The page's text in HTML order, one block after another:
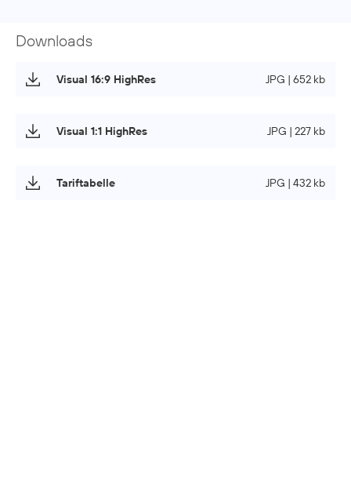
Downloads
Visual 16:9 HighRes JPG | 652 kb
Visual 1:1 HighRes JPG | 227 kb
Tariftabelle JPG | 432 kb